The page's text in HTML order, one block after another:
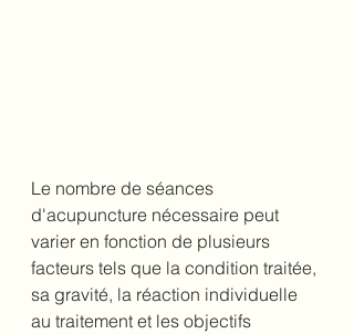
Le nombre de séances
d'acupuncture nécessaire peut
varier en fonction de plusieurs
facteurs tels que la condition traitée,
sa gravité, la réaction individuelle
au traitement et les objectifs